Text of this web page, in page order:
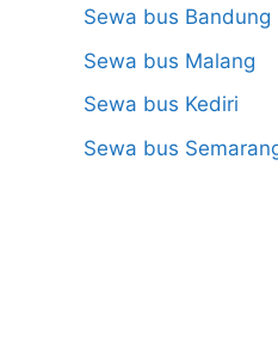
Sewa bus Bandung
Sewa bus Malang
Sewa bus Kediri
Sewa bus